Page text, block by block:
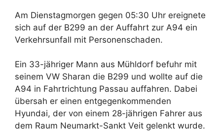
Am Dienstagmorgen gegen 05:30 Uhr ereignete
sich auf der B299 an der Auffahrt zur A94 ein
Verkehrsunfall mit Personenschaden.
Ein 33-jähriger Mann aus Mühldorf befuhr mit
seinem VW Sharan die B299 und wollte auf die
A94 in Fahrtrichtung Passau auffahren. Dabei
übersah er einen entgegenkommenden
Hyundai, der von einem 28-jährigen Fahrer aus
dem Raum Neumarkt-Sankt Veit gelenkt wurde.